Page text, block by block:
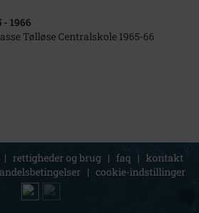
- 1966
Tølløse Centralskole 1965-66
| rettigheder og brug | faq | kontakt
| cookie-indstillinger